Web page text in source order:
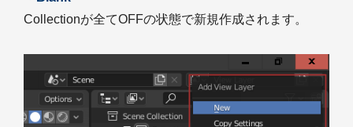
Collectionが全てOFFの状態で新規作成されます。